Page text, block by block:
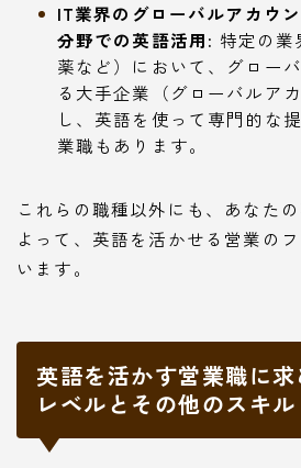
IT業界のグローバルアカウ
分野での英語活用: 特定の業
薬など）において、グロー
る大手企業（グローバルア
し、英語を使って専門的な
業職もあります。
これらの職種以外にも、あなた
よって、英語を活かせる営業の
います。
英語を活かす営業職に
レベルとその他のスキル